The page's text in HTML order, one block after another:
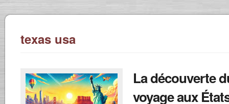
texas usa
La découverte
voyage aux